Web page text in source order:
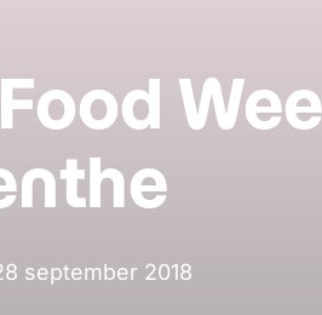
september 2018